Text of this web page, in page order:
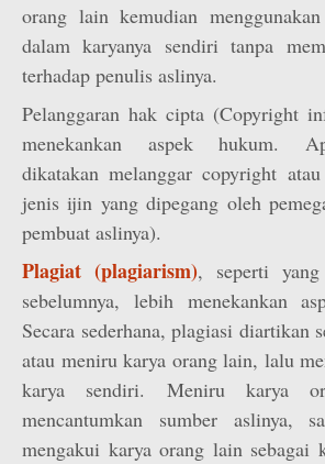
orang lain kemudian
dalam karyanya sendiri tanpa
terhadap penulis aslinya.
Pelanggaran hak cipta (Copyright
menekankan aspek hukum.
dikatakan melanggar copyright
jenis ijin yang dipegang oleh
pembuat aslinya).
Plagiat (plagiarism), seperti
sebelumnya, lebih menekankan
Secara sederhana, plagiasi diartikan
atau meniru karya orang lain, lalu
karya sendiri. Meniru karya
mencantumkan sumber aslinya,
mengakui karya orang lain sebagai